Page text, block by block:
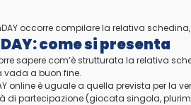
occorre compilare la relativa
come si presenta
sapere com’è strutturata la relativa
vada a buon fine.
online è uguale a quella prevista per la
partecipazione (giocata singola, plurima